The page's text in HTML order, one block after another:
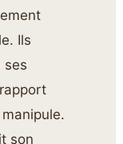
Ils
ses
son